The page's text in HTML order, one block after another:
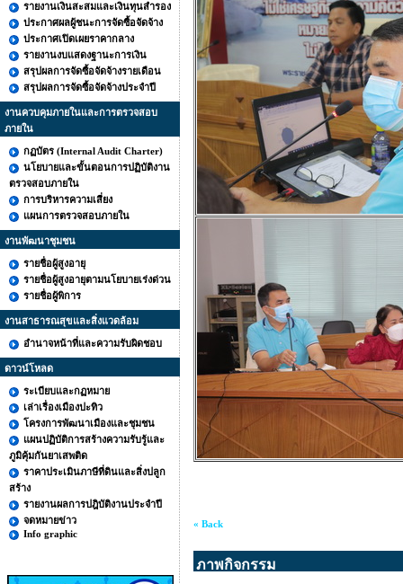
รายงานเงินสะสมและเงินทุนสำรอง
ประกาศผลผู้ชนะการจัดซื้อจัดจ้าง
ประกาศเปิดเผยราคากลาง
รายงานงบแสดงฐานะการเงิน
สรุปผลการจัดซื้อจัดจ้างรายเดือน
สรุปผลการจัดซื้อจัดจ้างประจำปี
งานควบคุมภายในและการตรวจสอบ
ภายใน
กฏบัตร (Internal Audit Charter)
นโยบายและขั้นตอนการปฏิบัติงาน
ตรวจสอบภายใน
การบริหารความเสี่ยง
แผนการตรวจสอบภายใน
งานพัฒนาชุมชน
รายชื่อผู้สูงอายุ
รายชื่อผู้สูงอายุตามนโยบายเร่งด่วน
รายชื่อผู้พิการ
งานสาธารณสุขและสิ่งแวดล้อม
อำนาจหน้าที่และความรับผิดชอบ
ดาวน์โหลด
ระเบียบและกฏหมาย
เล่าเรื่องเมืองปะทิว
โครงการพัฒนาเมืองและชุมชน
แผนปฏิบัติการสร้างความรับรู้และ
ภูมิคุ้มกันยาเสพติด
ราคาประเมินภาษีที่ดินและสิ่งปลูก
สร้าง
รายงานผลการปฎิบัติงานประจำปี
จดหมายข่าว
Info graphic
« Back
ภาพกิจกรรม